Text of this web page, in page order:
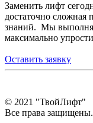
Заменить лифт
достаточно сложная
знаний. Мы
максимально
Оставить заявку
© 2021 "ТвойЛифт"
Все права защищены.